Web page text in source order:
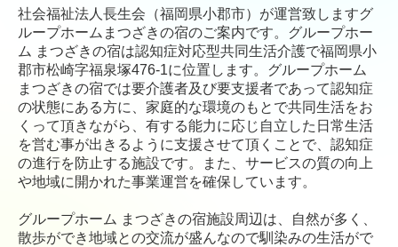
しらさぎ苑 通所リハビリテーション
高齢者在宅サービス
小郡市西地区地域包括支援センター
ケアプランサービス しらさぎ苑
しらざき苑 ライフケアサービス
しらさぎ苑 訪問リハビリテーション
社会福祉法人長生会（福岡県小郡市）が運営致しますグ
ループホームまつざきの宿のご案内です。グループホー
ム まつざきの宿は認知症対応型共同生活介護で福岡県小
郡市松崎字福泉塚476-1に位置します。グループホーム
まつざきの宿では要介護者及び要支援者であって認知症
の状態にある方に、家庭的な環境のもとで共同生活をお
くって頂きながら、有する能力に応じ自立した日常生活
を営む事が出きるように支援させて頂くことで、認知症
の進行を防止する施設です。また、サービスの質の向上
や地域に開かれた事業運営を確保しています。
グループホーム まつざきの宿施設周辺は、自然が多く、
散歩ができ地域との交流が盛んなので馴染みの生活がで